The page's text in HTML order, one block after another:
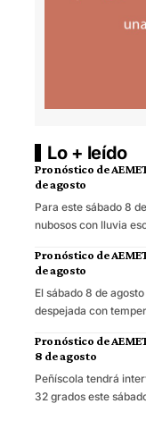
Lo + leído
Pronóstico de
de agosto
Para este sábado 8
nubosos con lluvia
Pronóstico de
de agosto
El sábado 8 de
despejada con
Pronóstico de
8 de agosto
Peñíscola tendrá
32 grados este